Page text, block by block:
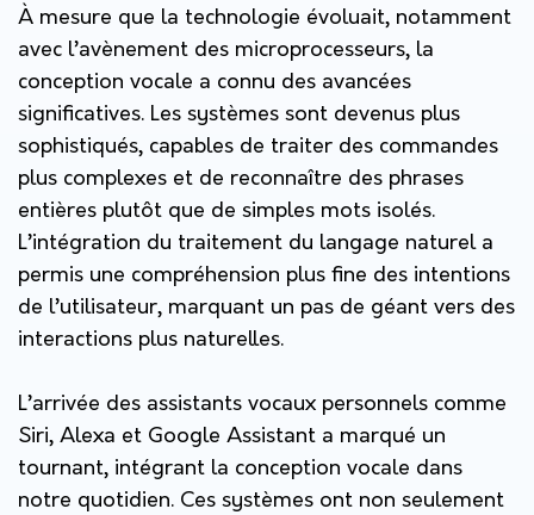
À mesure que la technologie évoluait, notamment
avec l’avènement des microprocesseurs, la
conception vocale a connu des avancées
significatives. Les systèmes sont devenus plus
sophistiqués, capables de traiter des commandes
plus complexes et de reconnaître des phrases
entières plutôt que de simples mots isolés.
L’intégration du traitement du langage naturel a
permis une compréhension plus fine des intentions
de l’utilisateur, marquant un pas de géant vers des
interactions plus naturelles.
L’arrivée des assistants vocaux personnels comme
Siri, Alexa et Google Assistant a marqué un
tournant, intégrant la conception vocale dans
notre quotidien. Ces systèmes ont non seulement